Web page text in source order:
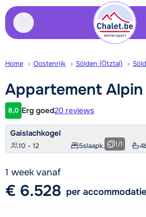
Home Oostenrijk Sölden (Ötztal)
Appartement Alpin
Klantwaardering
8,0 Erg goed20 reviews
Gaislachkogel
10 - 12 5slaapk. 4
1/1
1 week vanaf
€ 6.528 per accommodatie